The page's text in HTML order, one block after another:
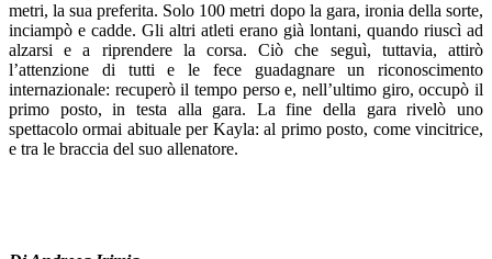
metri, la sua preferita. Solo 100 metri dopo la gara, ironia della sorte,
inciampò e cadde. Gli altri atleti erano già lontani, quando riuscì ad
alzarsi e a riprendere la corsa. Ciò che seguì, tuttavia, attirò
l’attenzione di tutti e le fece guadagnare un riconoscimento
internazionale: recuperò il tempo perso e, nell’ultimo giro, occupò il
primo posto, in testa alla gara. La fine della gara rivelò uno
spettacolo ormai abituale per Kayla: al primo posto, come vincitrice,
e tra le braccia del suo allenatore.